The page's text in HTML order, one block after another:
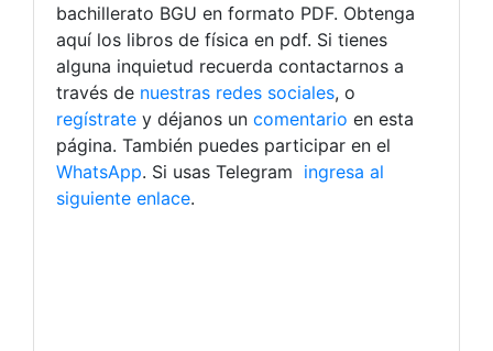
bachillerato BGU en formato PDF. Obtenga
aquí los libros de física en pdf. Si tienes
alguna inquietud recuerda contactarnos a
través de nuestras redes sociales, o
regístrate y déjanos un comentario en esta
página. También puedes participar en el
WhatsApp. Si usas Telegram ingresa al
siguiente enlace.